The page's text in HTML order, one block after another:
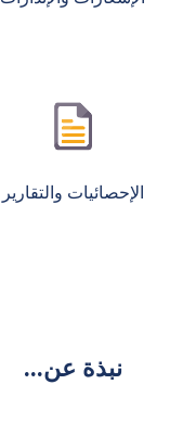
الإحصائيات والتقارير
نبذة عن...